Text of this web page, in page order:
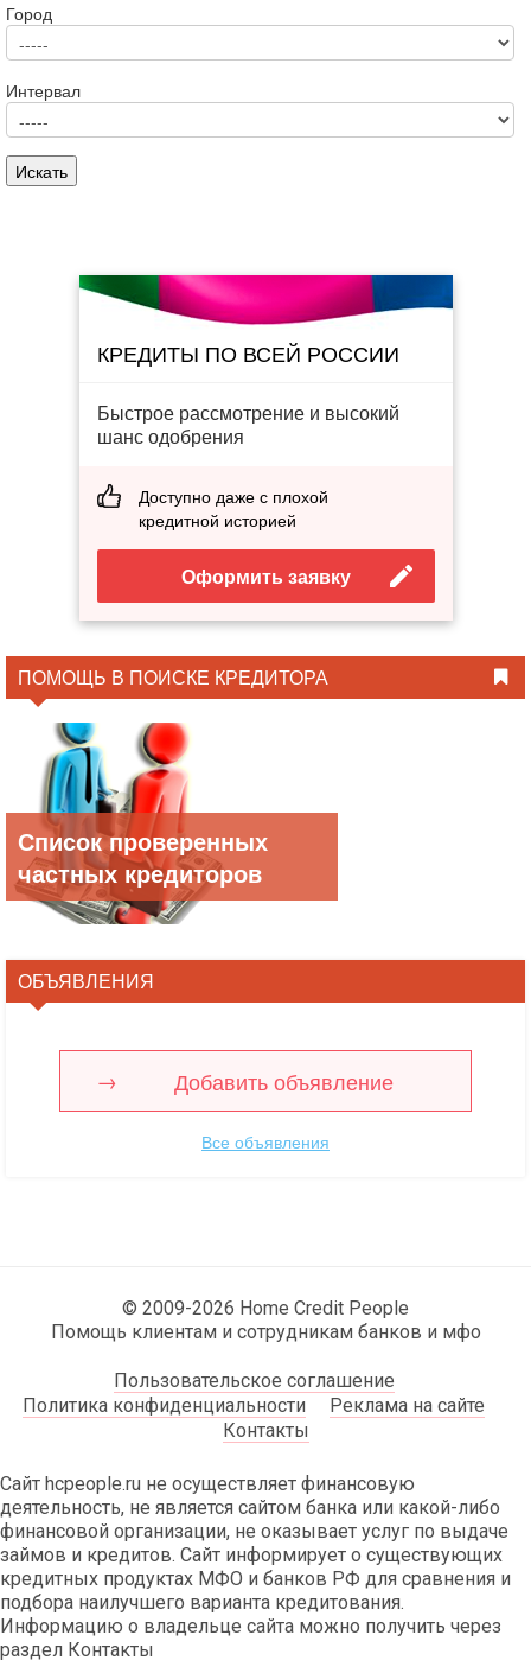
Город
Интервал
КРЕДИТЫ ПО ВСЕЙ РОССИИ
Быстрое рассмотрение и высокий
шанс одобрения
Доступно даже с плохой
кредитной историей
Оформить заявку
ПОМОЩЬ В ПОИСКЕ КРЕДИТОРА
Список проверенных
частных кредиторов
ОБЪЯВЛЕНИЯ
Добавить объявление
Все объявления
© 2009-2026 Home Credit People
Помощь клиентам и сотрудникам банков и мфо
Пользовательское соглашение
Политика конфиденциальности
Реклама на сайте
Контакты
Сайт hcpeople.ru не осуществляет финансовую
деятельность, не является сайтом банка или какой-либо
финансовой организации, не оказывает услуг по выдаче
займов и кредитов. Сайт информирует о существующих
кредитных продуктах МФО и банков РФ для сравнения и
подбора наилучшего варианта кредитования.
Информацию о владельце сайта можно получить через
раздел Контакты